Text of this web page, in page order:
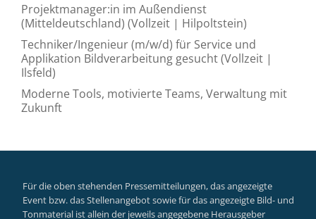
Projektmanager:in im Außendienst
(Mitteldeutschland) (Vollzeit | Hilpoltstein)
Techniker/Ingenieur (m/w/d) für Service und
Applikation Bildverarbeitung gesucht (Vollzeit |
Ilsfeld)
Moderne Tools, motivierte Teams, Verwaltung mit
Zukunft
Für die oben stehenden Pressemitteilungen, das angezeigte
Event bzw. das Stellenangebot sowie für das angezeigte Bild- und
Tonmaterial ist allein der jeweils angegebene Herausgeber